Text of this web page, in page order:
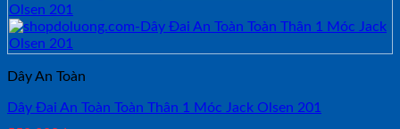
Dây An Toàn
Dây Đai An Toàn Toàn Thân 1 Móc Jack Olsen 201